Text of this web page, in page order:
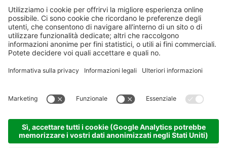
Niederstätter SpA
Sedi
Gamma prodotti
Link utili
ACADEMY